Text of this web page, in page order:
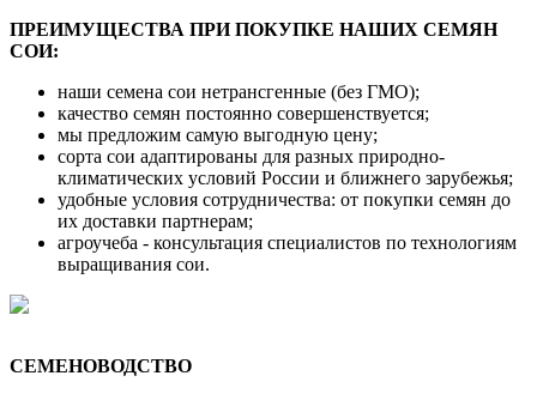
ПРЕИМУЩЕСТВА ПРИ ПОКУПКЕ НАШИХ СЕМЯН
СОИ:
наши семена сои нетрансгенные (без ГМО);
качество семян постоянно совершенствуется;
мы предложим самую выгодную цену;
сорта сои адаптированы для разных природно-
климатических условий России и ближнего зарубежья;
удобные условия сотрудничества: от покупки семян до
их доставки партнерам;
агроучеба - консультация специалистов по технологиям
выращивания сои.
СЕМЕНОВОДСТВО